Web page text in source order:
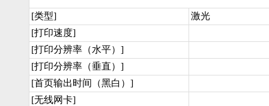
[类型]
激光
[打印速度]
[打印分辨率（水平）]
[打印分辨率（垂直）]
[首页输出时间（黑白）]
[无线网卡]